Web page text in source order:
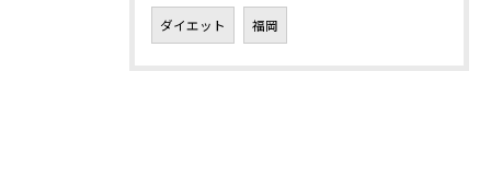
ダイエット 福岡